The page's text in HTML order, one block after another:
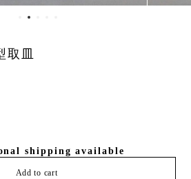
取皿
shipping available
Add to cart